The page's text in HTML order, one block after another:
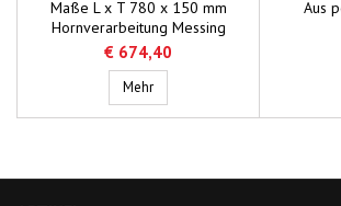
Maße L x T 780 x 150 mm
Hornverarbeitung Messing
verchromt Schallpegel 132 dB(A)
- 184 Hz Länge des Schiffs
Binnen-/Seeschifffahrt +20 m Typ
30004
€ 674,40
MehrSignalhorn DHR H330 (Burtone)
Aus